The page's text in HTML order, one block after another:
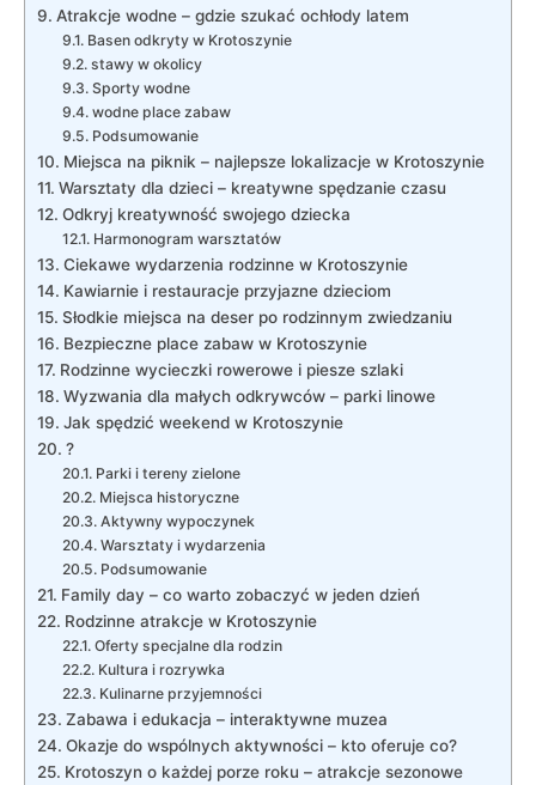
Atrakcje wodne – gdzie szukać ochłody latem
Basen odkryty w Krotoszynie
stawy w okolicy
Sporty wodne
wodne place zabaw
Podsumowanie
Miejsca na piknik – najlepsze lokalizacje w Krotoszynie
Warsztaty dla dzieci – kreatywne spędzanie czasu
Odkryj kreatywność swojego dziecka
Harmonogram warsztatów
Ciekawe wydarzenia rodzinne w Krotoszynie
Kawiarnie i restauracje przyjazne dzieciom
Słodkie miejsca na deser po rodzinnym zwiedzaniu
Bezpieczne place zabaw w Krotoszynie
Rodzinne wycieczki rowerowe i piesze szlaki
Wyzwania dla małych odkrywców – parki linowe
Jak spędzić weekend w Krotoszynie
?
Parki i tereny zielone
Miejsca historyczne
Aktywny wypoczynek
Warsztaty i wydarzenia
Podsumowanie
Family day – co warto zobaczyć w jeden dzień
Rodzinne atrakcje w Krotoszynie
Oferty specjalne dla rodzin
Kultura i rozrywka
Kulinarne przyjemności
Zabawa i edukacja – interaktywne muzea
Okazje do wspólnych aktywności – kto oferuje co?
Krotoszyn o każdej porze roku – atrakcje sezonowe